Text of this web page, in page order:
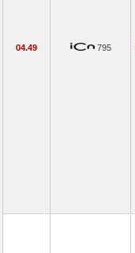
04.49 795